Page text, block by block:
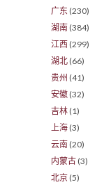
广东 (230)
湖南 (384)
江西 (299)
湖北 (66)
贵州 (41)
安徽 (32)
吉林 (1)
上海 (3)
云南 (20)
内蒙古 (3)
北京 (5)